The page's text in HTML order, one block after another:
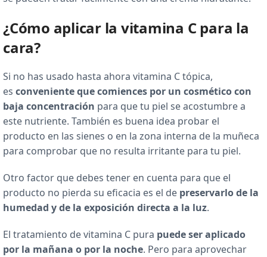
¿Cómo aplicar la vitamina C para la
cara?
Si no has usado hasta ahora vitamina C tópica,
es conveniente que comiences por un cosmético con
baja concentración para que tu piel se acostumbre a
este nutriente. También es buena idea probar el
producto en las sienes o en la zona interna de la muñeca
para comprobar que no resulta irritante para tu piel.
Otro factor que debes tener en cuenta para que el
producto no pierda su eficacia es el de preservarlo de la
humedad y de la exposición directa a la luz.
El tratamiento de vitamina C pura puede ser aplicado
por la mañana o por la noche. Pero para aprovechar